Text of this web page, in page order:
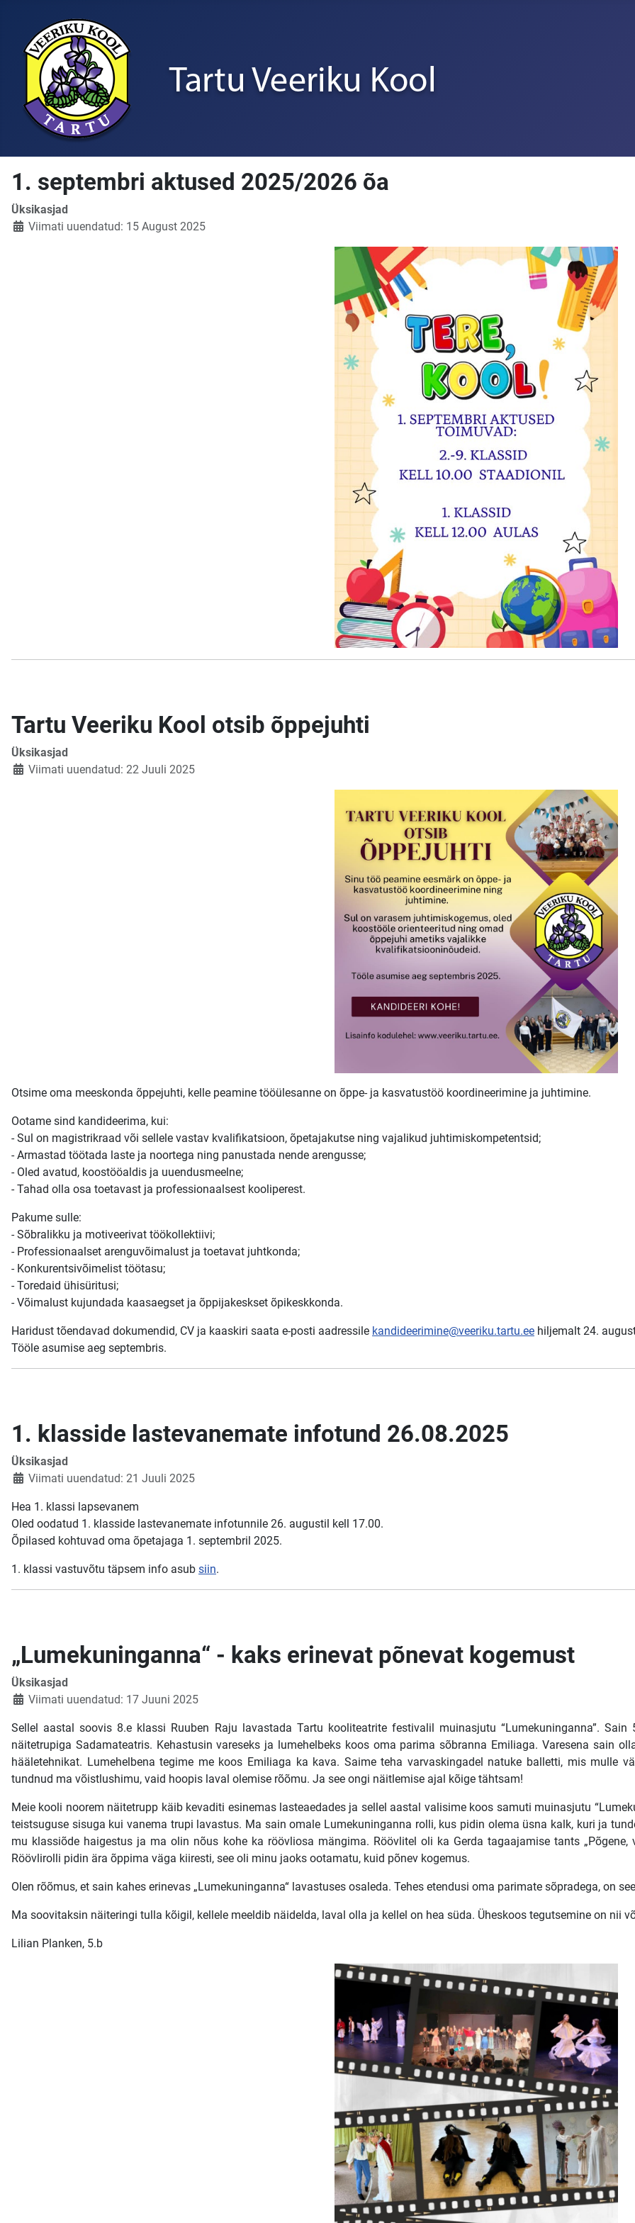
1. septembri aktused 2025/2026 õa
Üksikasjad
Viimati uuendatud: 15 August 2025
Tartu Veeriku Kool otsib õppejuhti
Üksikasjad
Viimati uuendatud: 22 Juuli 2025
Otsime oma meeskonda õppejuhti, kelle peamine tööülesanne on õppe- ja kasvatustöö koordineerimine ja juhtimine.
Ootame sind kandideerima, kui:
- Sul on magistrikraad või sellele vastav kvalifikatsioon, õpetajakutse ning vajalikud juhtimiskompetentsid;
- Armastad töötada laste ja noortega ning panustada nende arengusse;
- Oled avatud, koostööaldis ja uuendusmeelne;
- Tahad olla osa toetavast ja professionaalsest kooliperest.
Pakume sulle:
- Sõbralikku ja motiveerivat töökollektiivi;
- Professionaalset arenguvõimalust ja toetavat juhtkonda;
- Konkurentsivõimelist töötasu;
- Toredaid ühisüritusi;
- Võimalust kujundada kaasaegset ja õppijakeskset õpikeskkonda.
Haridust tõendavad dokumendid, CV ja kaaskiri saata e-posti aadressile kandideerimine@veeriku.tartu.ee hiljemalt 24.
Tööle asumise aeg septembris.
1. klasside lastevanemate infotund 26.08.2025
Üksikasjad
Viimati uuendatud: 21 Juuli 2025
Hea 1. klassi lapsevanem
Oled oodatud 1. klasside lastevanemate infotunnile 26. augustil kell 17.00.
Õpilased kohtuvad oma õpetajaga 1. septembril 2025.
1. klassi vastuvõtu täpsem info asub siin.
„Lumekuninganna“ - kaks erinevat põnevat kogemust
Üksikasjad
Viimati uuendatud: 17 Juuni 2025
Sellel aastal soovis 8.e klassi Ruuben Raju lavastada Tartu kooliteatrite festivalil muinasjutu “Lumekuninganna”.
näitetrupiga Sadamateatris. Kehastusin vareseks ja lumehelbeks koos oma parima sõbranna Emiliaga. Varesena sain
hääletehnikat. Lumehelbena tegime me koos Emiliaga ka kava. Saime teha varvaskingadel natuke balletti, mis mulle
tundnud ma võistlushimu, vaid hoopis laval olemise rõõmu. Ja see ongi näitlemise ajal kõige tähtsam!
Meie kooli noorem näitetrupp käib kevaditi esinemas lasteaedades ja sellel aastal valisime koos samuti muinasjutu
teistsuguse sisuga kui vanema trupi lavastus. Ma sain omale Lumekuninganna rolli, kus pidin olema üsna kalk, kuri ja
mu klassiõde haigestus ja ma olin nõus kohe ka röövliosa mängima. Röövlitel oli ka Gerda tagaajamise tants
Röövlirolli pidin ära õppima väga kiiresti, see oli minu jaoks ootamatu, kuid põnev kogemus.
Olen rõõmus, et sain kahes erinevas „Lumekuninganna“ lavastuses osaleda. Tehes etendusi oma parimate sõpradega, on
Ma soovitaksin näiteringi tulla kõigil, kellele meeldib näidelda, laval olla ja kellel on hea süda. Üheskoos tegutsemine on nii
Lilian Planken, 5.b